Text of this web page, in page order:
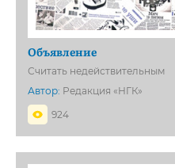
Объявление
Считать недействительным
Автор: Редакция «НГК»
924